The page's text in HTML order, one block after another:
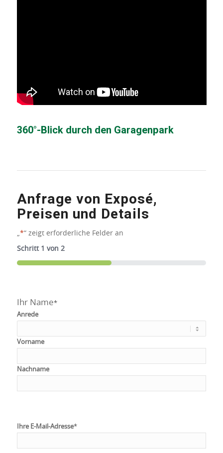
360°-Blick durch den Garagenpark
Anfrage von Exposé,
Preisen und Details
*“ zeigt erforderliche Felder an
Schritt 1 von 2
50%
Ihr Name*
Anrede
Vorname
Nachname
Ihre E-Mail-Adresse*